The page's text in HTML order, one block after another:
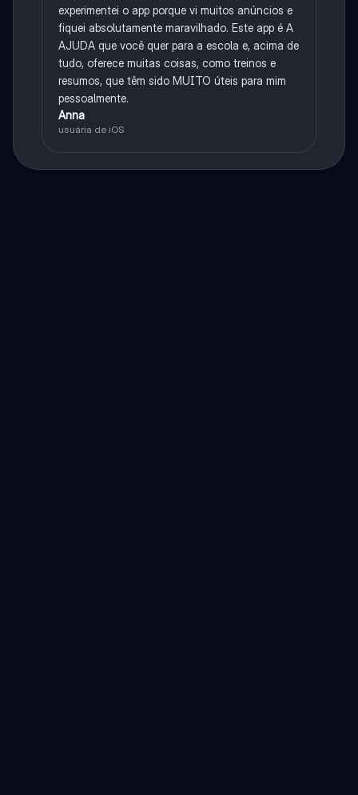
experimentei o app porque vi muitos anúncios e
fiquei absolutamente maravilhado. Este app é A
AJUDA que você quer para a escola e, acima de
tudo, oferece muitas coisas, como treinos e
resumos, que têm sido MUITO úteis para mim
pessoalmente.
Anna
usuária de iOS